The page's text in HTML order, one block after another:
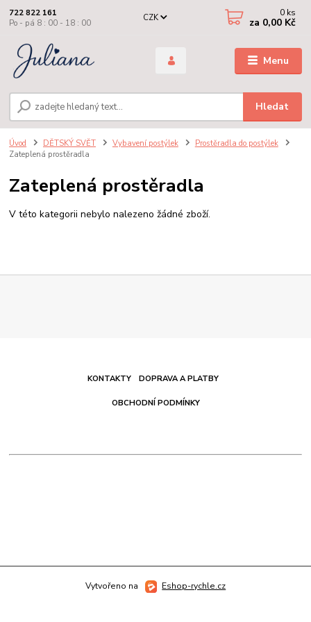
Menu
CZK
Hledat
722 822 161
Po - pá 8 : 00 - 18 : 00
0 ks
za 0,00 Kč
Úvod DĚTSKÝ SVĚT Vybavení postýlek
Prostěradla do postýlek
Zateplená prostěradla
Zateplená prostěradla
V této kategorii nebylo nalezeno žádné zboží.
KONTAKTY DOPRAVA A PLATBY
OBCHODNÍ PODMÍNKY
Vytvořeno na Eshop-rychle.cz